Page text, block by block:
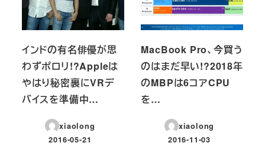
インドの有名俳優が思
わずポロリ!?Appleは
やはり秘密裏にVRデ
バイスを準備中…
xiaolong
投稿日
2016-05-21
MacBook Pro、今買う
のはまだ早い!?2018年
のMBPは6コアCPU
を…
xiaolong
投稿日
2016-11-03